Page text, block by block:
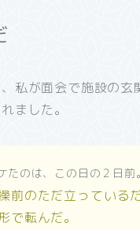
私が面会で施設の
ました。
たのは、この日の２日前。
前のただ立っている
で転んだ。